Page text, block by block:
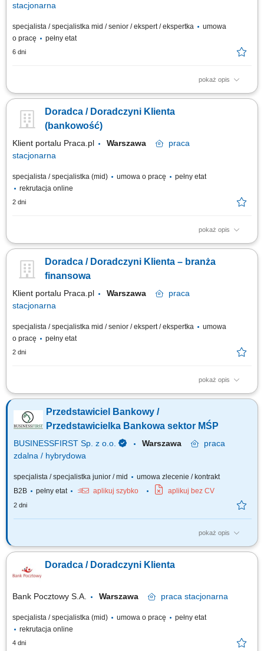
stacjonarna
specjalista / specjalistka mid / senior / ekspert / ekspertka
umowa
o pracę
pełny etat
6 dni
pokaż opis
Analiza potrzeb finansowych klientów indywidualnych oraz sektora MŚP i
klientów oraz budowanie długoterminowych relacji biznesowych;
Sprzedaż produktów i usług bankowych, w tym funduszy inwestycyjnych;
Doradca / Doradczyni Klienta
(bankowość)
Klient portalu Praca.pl Warszawa
praca
stacjonarna
specjalista / specjalistka (mid) umowa o pracę
pełny etat
rekrutacja online
2 dni
pokaż opis
obsługa klientów; utrzymywanie dobrych relacji z klientami; realizacja
firm;
Doradca / Doradczyni Klienta – branża
finansowa
Klient portalu Praca.pl Warszawa
praca
stacjonarna
specjalista / specjalistka mid / senior / ekspert / ekspertka
umowa
o pracę
pełny etat
2 dni
pokaż opis
Aktywne pozyskiwanie klientów i budowanie z nimi długofalowych relacji.
rozwiązań finansowych. Sprzedaż produktów bankowych, w tym funduszy
inwestycyjnych. Operacyjna obsługa klientów indywidualnych i firm z
Przedstawiciel Bankowy /
Przedstawicielka Bankowa sektor MŚP
BUSINESSFIRST Sp. z o.o. Warszawa
praca
zdalna / hybrydowa
specjalista / specjalistka junior / mid
umowa zlecenie / kontrakt
B2B
pełny etat aplikuj szybko aplikuj bez CV
2 dni
pokaż opis
Opis stanowiska Pozyskiwanie klientów biznesowych oraz sprzedaż
bankowe, faktoring i inne rozwiązania finansowe. Rozwój w kierunku
multidoradcy poprzez poszerzanie oferty produktowej dla klientów
Doradca / Doradczyni Klienta
Bank Pocztowy S.A. Warszawa praca stacjonarna
specjalista / specjalistka (mid) umowa o pracę
pełny etat
rekrutacja online
4 dni